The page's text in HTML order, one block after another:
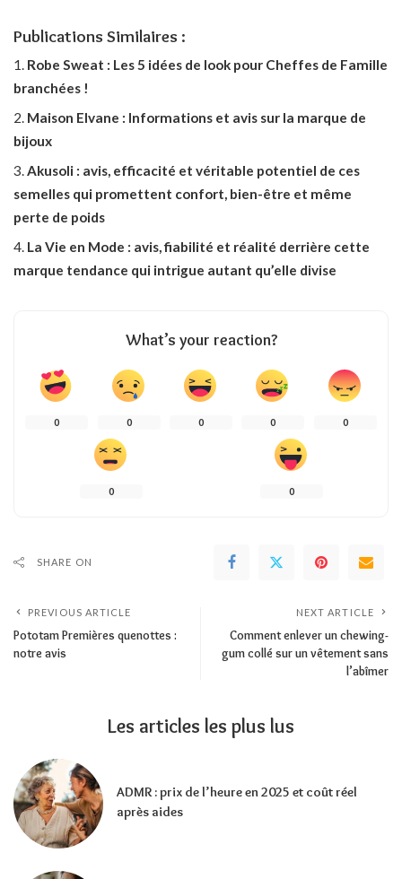
Publications Similaires :
Robe Sweat : Les 5 idées de look pour Cheffes de Famille
branchées !
Maison Elvane : Informations et avis sur la marque de
bijoux
Akusoli : avis, efficacité et véritable potentiel de ces
semelles qui promettent confort, bien-être et même
perte de poids
La Vie en Mode : avis, fiabilité et réalité derrière cette
marque tendance qui intrigue autant qu’elle divise
What’s your reaction?
0 0 0 0 0
0 0
SHARE ON
PREVIOUS ARTICLE
Pototam Premières quenottes :
notre avis
NEXT ARTICLE
Comment enlever un chewing-
gum collé sur un vêtement sans
l’abîmer
Les articles les plus lus
ADMR : prix de l’heure en 2025 et coût réel
après aides